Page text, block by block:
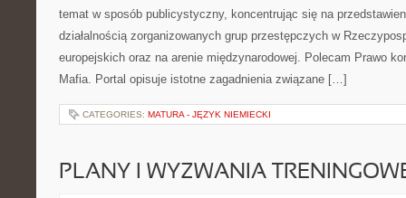
temat w sposób publicystyczny, koncentrując się na
działalnością zorganizowanych grup przestępczych w
europejskich oraz na arenie międzynarodowej. Polecam Prawo
Mafia. Portal opisuje istotne zagadnienia związane […]
CATEGORIES: MATURA - JĘZYK NIEMIECKI
PLANY I WYZWANIA